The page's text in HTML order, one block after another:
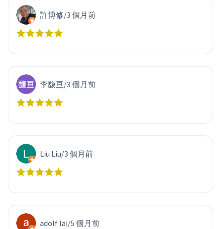
許博修/3 個月前
李馥亘/3 個月前
Liu Liu/3 個月前
adolf lai/5 個月前